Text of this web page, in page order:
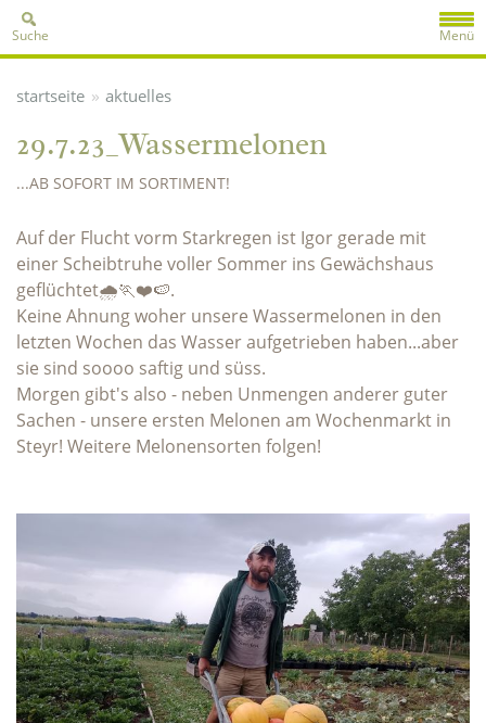
Menü
Suche
startseite » aktuelles
29.7.23_Wassermelonen
...AB SOFORT IM SORTIMENT!
Auf der Flucht vorm Starkregen ist Igor gerade mit
einer Scheibtruhe voller Sommer ins Gewächshaus
geflüchtet🌧️🏃❤️🍉.
Keine Ahnung woher unsere Wassermelonen in den
letzten Wochen das Wasser aufgetrieben haben...aber
sie sind soooo saftig und süss.
Morgen gibt's also - neben Unmengen anderer guter
Sachen - unsere ersten Melonen am Wochenmarkt in
Steyr! Weitere Melonensorten folgen!